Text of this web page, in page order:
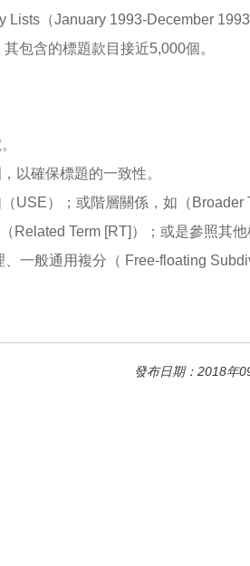
Lists（January 1993-December
包含的標題款目接近5,000個。
以確保標題的一致性。
USE）；或階層關係，如（Broader
Related Term [RT]）；或是參照其
一般通用複分（ Free-floating
發布日期：2018年